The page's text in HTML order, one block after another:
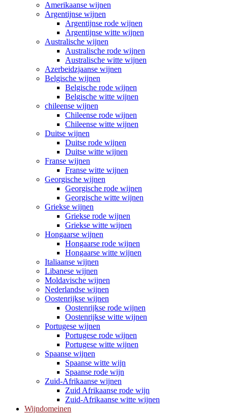
Amerikaanse wijnen
Argentijnse wijnen
Argentijnse rode wijnen
Argentijnse witte wijnen
Australische wijnen
Australische rode wijnen
Australische witte wijnen
Azerbeidzjaanse wijnen
Belgische wijnen
Belgische rode wijnen
Belgische witte wijnen
chileense wijnen
Chileense rode wijnen
Chileense witte wijnen
Duitse wijnen
Duitse rode wijnen
Duitse witte wijnen
Franse wijnen
Franse witte wijnen
Georgische wijnen
Georgische rode wijnen
Georgische witte wijnen
Griekse wijnen
Griekse rode wijnen
Griekse witte wijnen
Hongaarse wijnen
Hongaarse rode wijnen
Hongaarse witte wijnen
Italiaanse wijnen
Libanese wijnen
Moldavische wijnen
Nederlandse wijnen
Oostenrijkse wijnen
Oostenrijkse rode wijnen
Oostenrijkse witte wijnen
Portugese wijnen
Portugese rode wijnen
Portugese witte wijnen
Spaanse wijnen
Spaanse witte wijn
Spaanse rode wijn
Zuid-Afrikaanse wijnen
Zuid Afrikaanse rode wijn
Zuid-Afrikaanse witte wijnen
Wijndomeinen